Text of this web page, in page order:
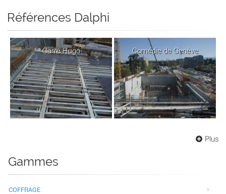
Références Dalphi
Carré Hugo Comédie de Genève
Plus
Gammes
COFFRAGE